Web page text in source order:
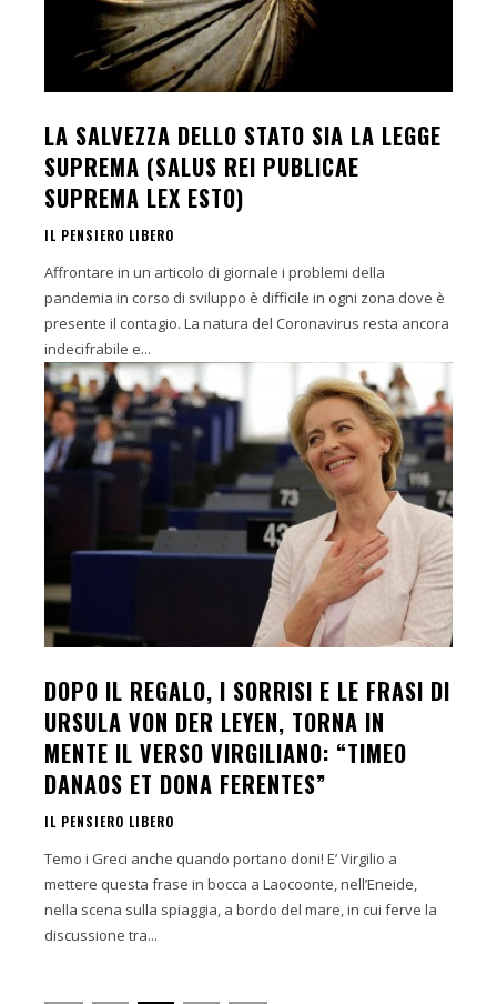
LA SALVEZZA DELLO STATO SIA LA LEGGE
SUPREMA (SALUS REI PUBLICAE
SUPREMA LEX ESTO)
IL PENSIERO LIBERO
Affrontare in un articolo di giornale i problemi della
pandemia in corso di sviluppo è difficile in ogni zona dove è
presente il contagio. La natura del Coronavirus resta ancora
indecifrabile e...
DOPO IL REGALO, I SORRISI E LE FRASI DI
URSULA VON DER LEYEN, TORNA IN
MENTE IL VERSO VIRGILIANO: “TIMEO
DANAOS ET DONA FERENTES”
IL PENSIERO LIBERO
Temo i Greci anche quando portano doni! E’ Virgilio a
mettere questa frase in bocca a Laocoonte, nell’Eneide,
nella scena sulla spiaggia, a bordo del mare, in cui ferve la
discussione tra...